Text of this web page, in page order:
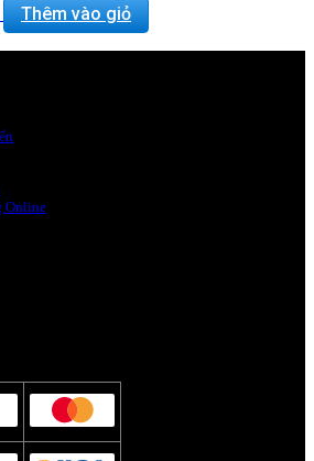
Jack Headphone 3.5mm, Card
sized SD/SDHC/SDXC Card Reader, 1
Brightness Sensor
Windows 10.
Hành 12 tháng
phần mềm miễn phí trọn đời
khi mua phụ kiện
Thêm vào giỏ
Online